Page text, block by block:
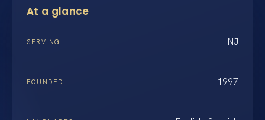
At a glance
SERVING NJ
FOUNDED 1997